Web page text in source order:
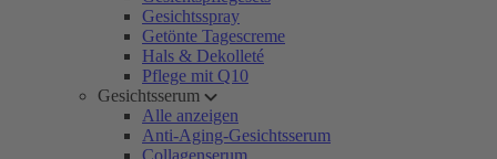
Gesichtsspray
Getönte Tagescreme
Hals & Dekolleté
Pflege mit Q10
Gesichtsserum
Alle anzeigen
Anti-Aging-Gesichtsserum
Collagenserum